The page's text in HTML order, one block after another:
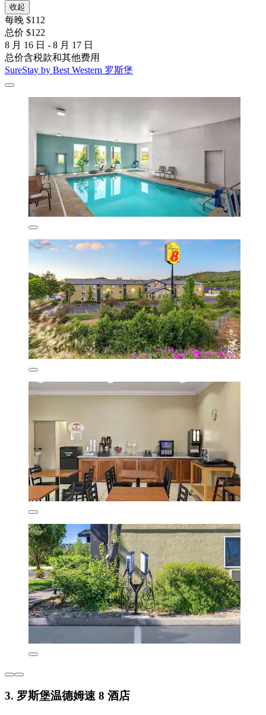
收起
每晚 $112
总价 $122
8 月 16 日 - 8 月 17 日
总价含税款和其他费用
SureStay by Best Western 罗斯堡
3. 罗斯堡温德姆速 8 酒店